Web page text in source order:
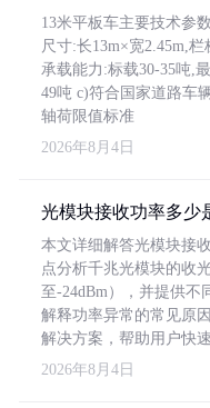
13米平板车主要技术参
尺寸:长13m×宽2.45m,栏
承载能力:标载30-35吨,
49吨 c)符合国家道路车
轴荷限值标准
2026年8月4日
光模块接收功率多少
本文详细解答光模块接
点分析千兆光模块的收
至-24dBm），并提供不
解释功率异常的常见原
解决方案，帮助用户快
2026年8月4日